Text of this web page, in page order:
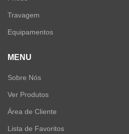
Travagem
Equipamentos
MENU
Sobre Nós
Ver Produtos
Área de Cliente
Lista de Favoritos